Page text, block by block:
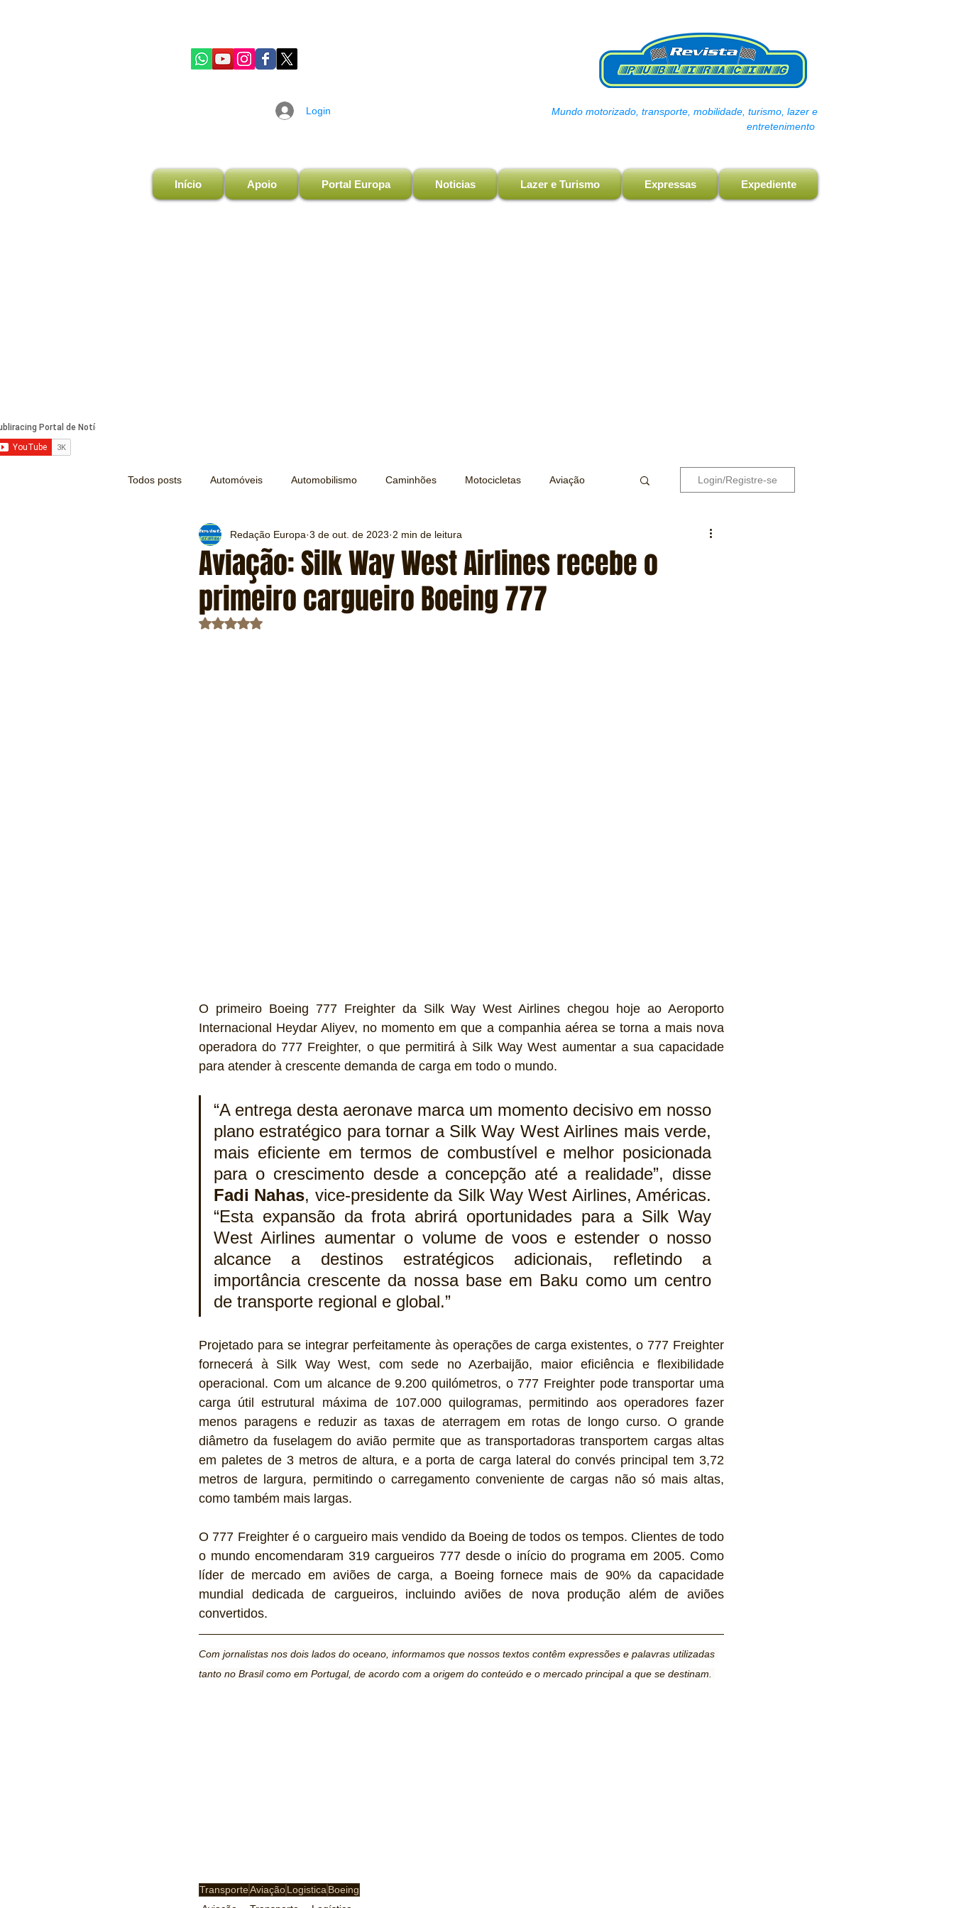
Login
Mundo motorizado, transporte, mobilidade, turismo, lazer e
entretenimento
Início Apoio Portal Europa Noticias Lazer e Turismo Expressas Expediente
Todos posts Automóveis Automobilismo Caminhões Motocicletas Aviação
Turismo Lazer Transporte Trens e Metrô
Mecânica e Peças Segurança Testes e Comparativos Máquinas e Equipamentos
Login/Registre-se
Aviação: Silk Way West Airlines recebe o
primeiro cargueiro Boeing 777
Redação Europa 3 de out. de 2023 2 min de leitura
Avaliado com NaN de 5 estrelas.
O primeiro Boeing 777 Freighter da Silk Way West Airlines chegou hoje ao Aeroporto
Internacional Heydar Aliyev, no momento em que a companhia aérea se torna a mais nova
operadora do 777 Freighter, o que permitirá à Silk Way West aumentar a sua capacidade
para atender à crescente demanda de carga em todo o mundo.
“A entrega desta aeronave marca um momento decisivo em nosso
plano estratégico para tornar a Silk Way West Airlines mais verde,
mais eficiente em termos de combustível e melhor posicionada
Fadi Nahas, vice-presidente da Silk Way West Airlines, Américas.
“Esta expansão da frota abrirá oportunidades para a Silk Way
West Airlines aumentar o volume de voos e estender o nosso
alcance a destinos estratégicos adicionais, refletindo a
importância crescente da nossa base em Baku como um centro
de transporte regional e global.”
Projetado para se integrar perfeitamente às operações de carga existentes, o 777 Freighter
fornecerá à Silk Way West, com sede no Azerbaijão, maior eficiência e flexibilidade
operacional. Com um alcance de 9.200 quilómetros, o 777 Freighter pode transportar uma
carga útil estrutural máxima de 107.000 quilogramas, permitindo aos operadores fazer
menos paragens e reduzir as taxas de aterragem em rotas de longo curso. O grande
diâmetro da fuselagem do avião permite que as transportadoras transportem cargas altas
em paletes de 3 metros de altura, e a porta de carga lateral do convés principal tem 3,72
metros de largura, permitindo o carregamento conveniente de cargas não só mais altas,
como também mais largas.
O 777 Freighter é o cargueiro mais vendido da Boeing de todos os tempos. Clientes de todo
o mundo encomendaram 319 cargueiros 777 desde o início do programa em 2005. Como
líder de mercado em aviões de carga, a Boeing fornece mais de 90% da capacidade
mundial dedicada de cargueiros, incluindo aviões de nova produção além de aviões
convertidos.
Com jornalistas nos dois lados do oceano, informamos que nossos textos contêm expressões e palavras utilizadas
tanto no Brasil como em Portugal, de acordo com a origem do conteúdo e o mercado principal a que se destinam.
TransporteAviaçãoLogistica Boeing